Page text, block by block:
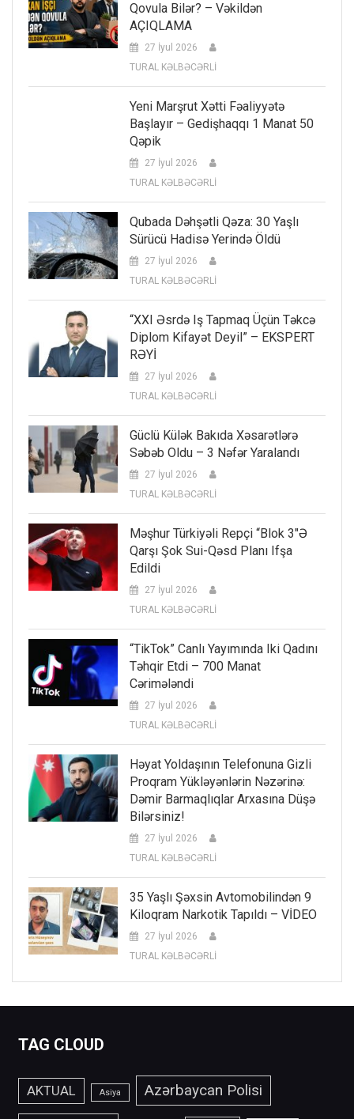
Qovula Bilər? – Vəkildən
AÇIQLAMA
27 İyul 2026
TURAL KƏLBƏCƏRLİ
Yeni Marşrut Xətti Fəaliyyətə
Başlayır – Gedişhaqqı 1 Manat 50
Qəpik
27 İyul 2026
TURAL KƏLBƏCƏRLİ
Qubada Dəhşətli Qəza: 30 Yaşlı
Sürücü Hadisə Yerində Öldü
27 İyul 2026
TURAL KƏLBƏCƏRLİ
“XXI Əsrdə Iş Tapmaq Üçün Təkcə
Diplom Kifayət Deyil” – EKSPERT
RƏYİ
27 İyul 2026
TURAL KƏLBƏCƏRLİ
Güclü Külək Bakıda Xəsarətlərə
Səbəb Oldu – 3 Nəfər Yaralandı
27 İyul 2026
TURAL KƏLBƏCƏRLİ
Məşhur Türkiyəli Repçi “Blok 3″ə
Qarşı Şok Sui-Qəsd Planı Ifşa
Edildi
27 İyul 2026
TURAL KƏLBƏCƏRLİ
“TikTok” Canlı Yayımında Iki Qadını
Təhqir Etdi – 700 Manat
Cərimələndi
27 İyul 2026
TURAL KƏLBƏCƏRLİ
Həyat Yoldaşının Telefonuna Gizli
Proqram Yükləyənlərin Nəzərinə:
Dəmir Barmaqlıqlar Arxasına Düşə
Bilərsiniz!
27 İyul 2026
TURAL KƏLBƏCƏRLİ
35 Yaşlı Şəxsin Avtomobilindən 9
Kiloqram Narkotik Tapıldı – VİDEO
27 İyul 2026
TURAL KƏLBƏCƏRLİ
TAG CLOUD
AKTUAL Asiya Azərbaycan Polisi